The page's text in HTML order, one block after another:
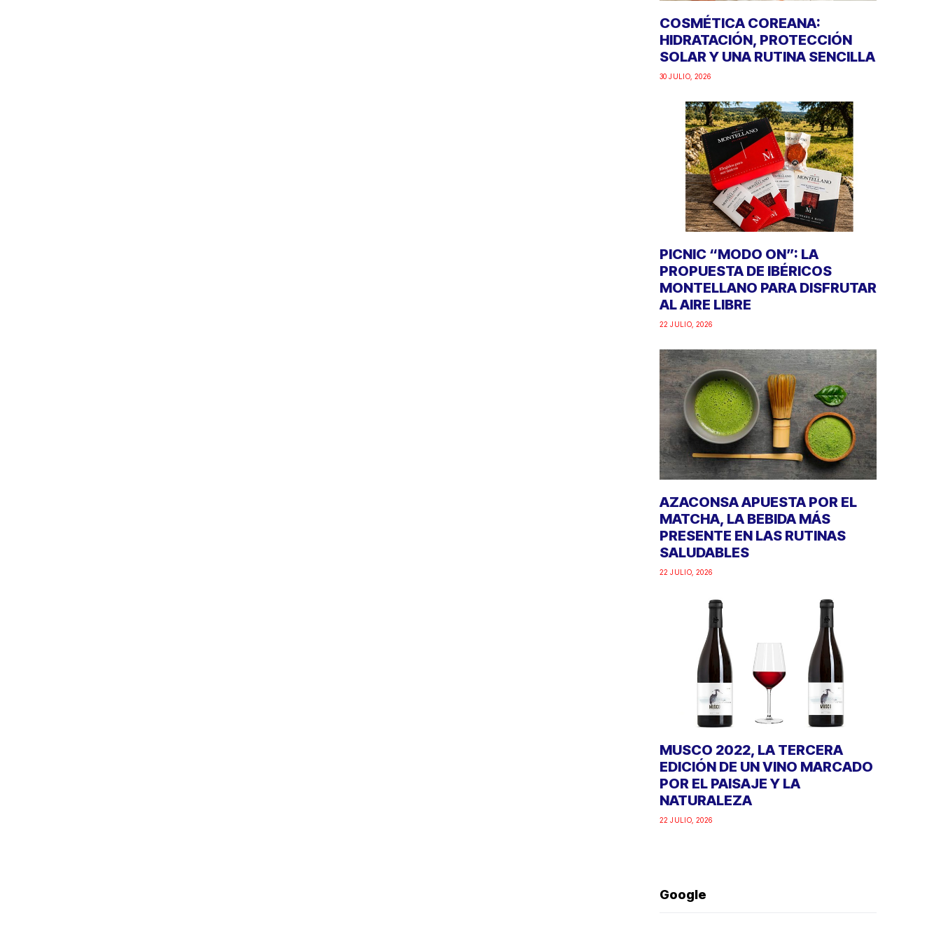
COSMÉTICA COREANA:
HIDRATACIÓN, PROTECCIÓN
SOLAR Y UNA RUTINA SENCILLA
30 JULIO, 2026
PICNIC “MODO ON”: LA
PROPUESTA DE IBÉRICOS
MONTELLANO PARA DISFRUTAR
AL AIRE LIBRE
22 JULIO, 2026
AZACONSA APUESTA POR EL
MATCHA, LA BEBIDA MÁS
PRESENTE EN LAS RUTINAS
SALUDABLES
22 JULIO, 2026
MUSCO 2022, LA TERCERA
EDICIÓN DE UN VINO MARCADO
POR EL PAISAJE Y LA
NATURALEZA
22 JULIO, 2026
Google